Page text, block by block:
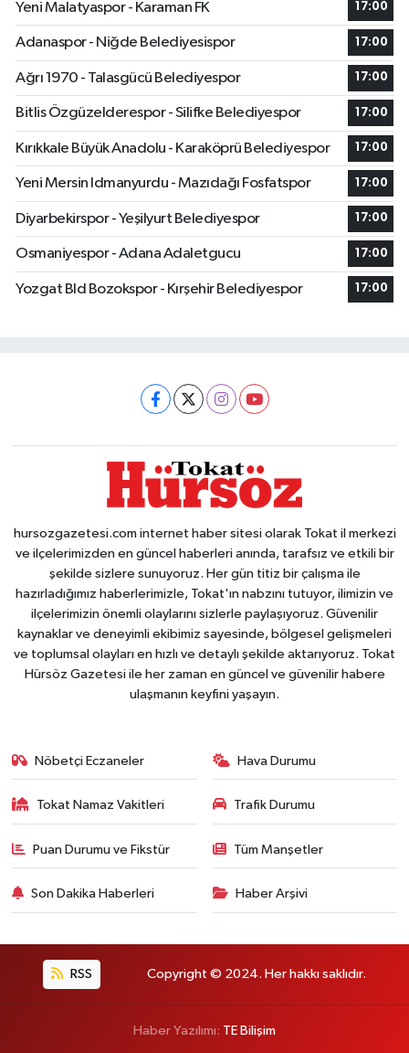
Yeni Malatyaspor - Karaman FK
17:00
Adanaspor - Niğde Belediyesispor 17:00
Ağrı 1970 - Talasgücü Belediyespor 17:00
Bitlis Özgüzelderespor - Silifke Belediyespor 17:00
Kırıkkale Büyük Anadolu - Karaköprü Belediyespor 17:00
Yeni Mersin Idmanyurdu - Mazıdağı Fosfatspor 17:00
Diyarbekirspor - Yeşilyurt Belediyespor 17:00
Osmaniyespor - Adana Adaletgucu 17:00
Yozgat Bld Bozokspor - Kırşehir Belediyespor 17:00
hursozgazetesi.com internet haber sitesi olarak Tokat il merkezi
ve ilçelerimizden en güncel haberleri anında, tarafsız ve etkili bir
şekilde sizlere sunuyoruz. Her gün titiz bir çalışma ile
hazırladığımız haberlerimizle, Tokat'ın nabzını tutuyor, ilimizin ve
ilçelerimizin önemli olaylarını sizlerle paylaşıyoruz. Güvenilir
kaynaklar ve deneyimli ekibimiz sayesinde, bölgesel gelişmeleri
ve toplumsal olayları en hızlı ve detaylı şekilde aktarıyoruz. Tokat
Hürsöz Gazetesi ile her zaman en güncel ve güvenilir habere
ulaşmanın keyfini yaşayın.
Nöbetçi Eczaneler Hava Durumu
Tokat Namaz Vakitleri Trafik Durumu
Puan Durumu ve Fikstür Tüm Manşetler
Son Dakika Haberleri Haber Arşivi
RSS Copyright © 2024. Her hakkı saklıdır.
Haber Yazılımı: TE Bilişim